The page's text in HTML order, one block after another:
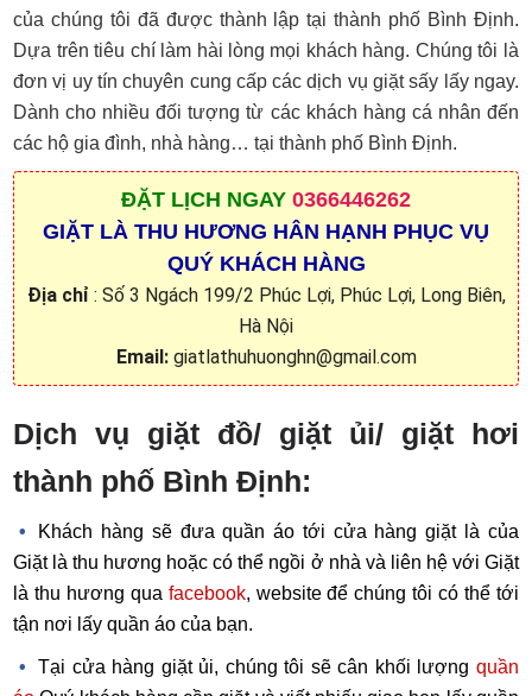
của chúng tôi đã được thành lập tại thành phố Bình Định.
Dựa trên tiêu chí làm hài lòng mọi khách hàng. Chúng tôi là
đơn vị uy tín chuyên cung cấp các dịch vụ giặt sấy lấy ngay.
Dành cho nhiều đối tượng từ các khách hàng cá nhân đến
các hộ gia đình, nhà hàng… tại thành phố Bình Định.
ĐẶT LỊCH NGAY 0366446262
GIẶT LÀ THU HƯƠNG HÂN HẠNH PHỤC VỤ
QUÝ KHÁCH HÀNG
Địa chỉ : Số 3 Ngách 199/2 Phúc Lợi, Phúc Lợi, Long Biên,
Hà Nội
Email:giatlathuhuonghn@gmail.com
Dịch vụ giặt đồ/ giặt ủi/ giặt hơi
thành phố Bình Định:
Khách hàng sẽ đưa quần áo tới cửa hàng giặt là của
Giặt là thu hương hoặc có thể ngồi ở nhà và liên hệ với Giặt
là thu hương qua facebook, website để chúng tôi có thể tới
tận nơi lấy quần áo của bạn.
Tại cửa hàng giặt ủi, chúng tôi sẽ cân khối lượng quần